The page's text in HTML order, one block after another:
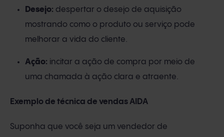
Desejo: despertar o desejo de aquisição
mostrando como o produto ou serviço pode
melhorar a vida do cliente.
Ação: incitar a ação de compra por meio de
uma chamada à ação clara e atraente.
Exemplo de técnica de vendas AIDA
Suponha que você seja um vendedor de